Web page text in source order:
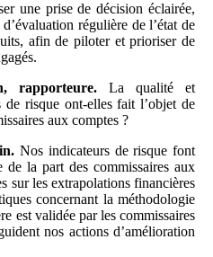
une prise de décision éclairée,
régulière de l’état de
afin de piloter et prioriser de
rapporteure.La qualité et
risque ont-elles fait l’objet de
aux comptes ?
Nos indicateurs de risque font
de la part des commissaires aux
sur les extrapolations financières
concernant la méthodologie
est validée par les commissaires
nos actions d’amélioration